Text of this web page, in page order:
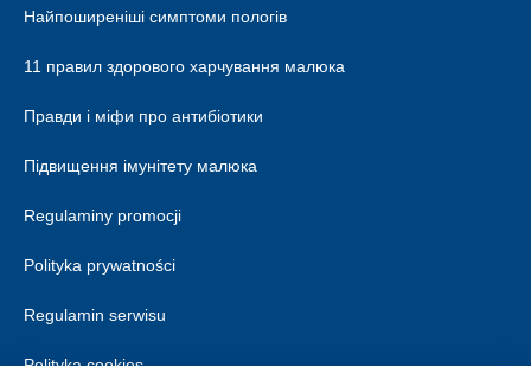
Найпоширеніші симптоми пологів
11 правил здорового харчування малюка
Правди і міфи про антибіотики
Підвищення імунітету малюка
Regulaminy promocji
Polityka prywatności
Regulamin serwisu